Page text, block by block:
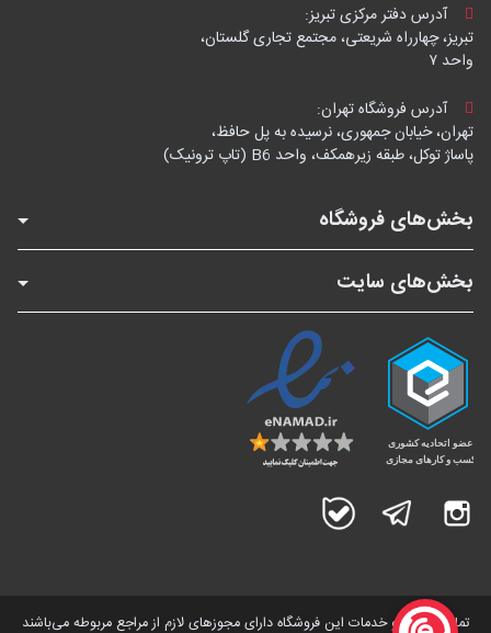
آدرس دفتر مرکزی تبریز:
تبریز، چهارراه شریعتی، مجتمع تجاری گلستان،
واحد ۷
آدرس فروشگاه تهران:
تهران، خیابان جمهوری، نرسیده به پل حافظ،
پاساژ توکل، طبقه زیرهمکف، واحد B6 (تاپ ترونیک)
بخش‌های فروشگاه
بخش‌های سایت
اینستاگرام تلگرام
تمامی کالاها و خدمات این فروشگاه دارای مجوز‌های لازم از مراجع مربوطه می‌باشند